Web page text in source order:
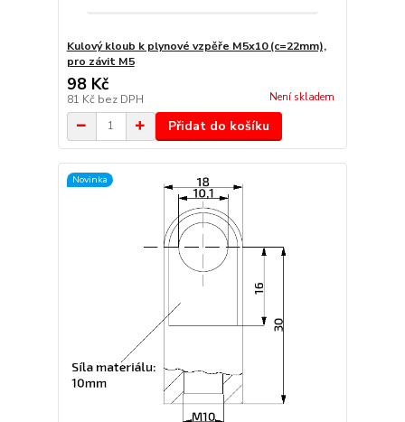
Kulový kloub k plynové vzpěře M5x10 (c=22mm),
pro závit M5
98 Kč
81 Kč bez DPH Není skladem
Přidat do košíku
Novinka